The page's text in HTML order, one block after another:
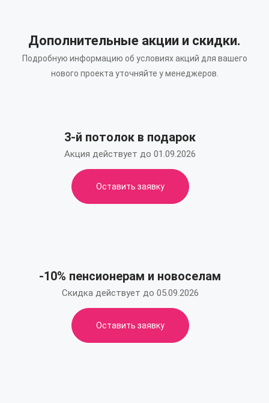
Дополнительные акции и скидки.
Подробную информацию об условиях акций для вашего
нового проекта уточняйте у менеджеров.
3-й потолок в подарок
Акция действует до 01.09.2026
Оставить заявку
-10% пенсионерам и новоселам
Скидка действует до 05.09.2026
Оставить заявку